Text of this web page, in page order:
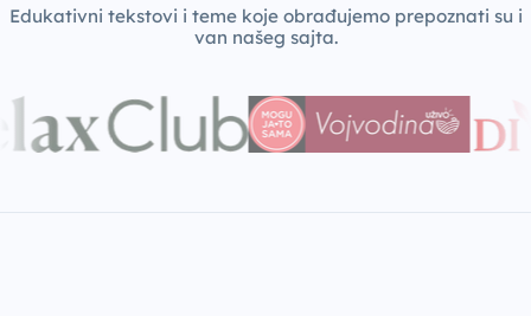
Edukativni tekstovi i teme koje obrađujemo prepoznati su i
van našeg sajta.